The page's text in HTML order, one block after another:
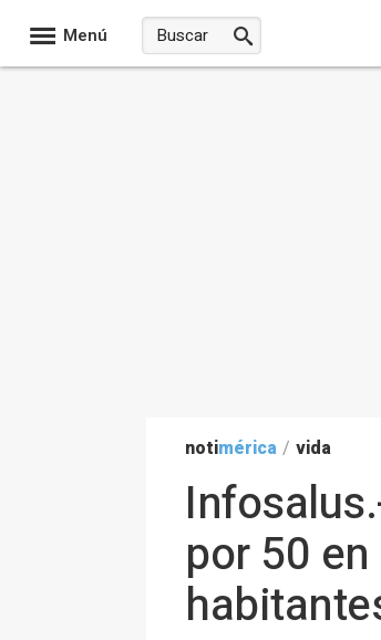
Menú
notimérica / vida
por 50